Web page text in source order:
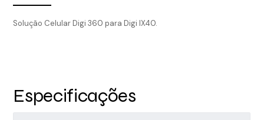
Solução Celular Digi 360 para Digi IX40.
Especificações